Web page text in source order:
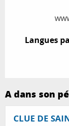
Langues
Langues
A dans son
CLUE DE